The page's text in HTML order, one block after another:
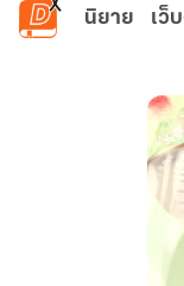
ข้ามไปยังเนื้อหาหลัก
นิยาย เว็